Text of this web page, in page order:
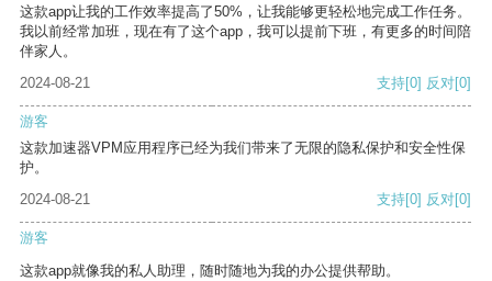
这款app让我的工作效率提高了50%，让我能够更轻松地完成工作任务。
我以前经常加班，现在有了这个app，我可以提前下班，有更多的时间陪
伴家人。
2024-08-21
支持[0] 反对[0]
游客
这款加速器VPM应用程序已经为我们带来了无限的隐私保护和安全性保
护。
2024-08-21
支持[0] 反对[0]
游客
这款app就像我的私人助理，随时随地为我的办公提供帮助。